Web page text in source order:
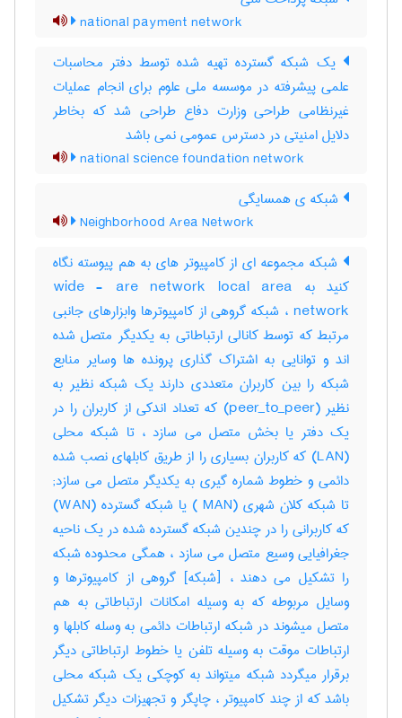
national payment network
یک شبکه گسترده تهیه شده توسط دفتر محاسبات
علمی پیشرفته در موسسه ملی علوم برای انجام عملیات
غیرنظامی طراحی وزارت دفاع طراحی شد که بخاطر
دلایل امنیتی در دسترس عمومی نمی باشد
national science foundation network
شبکه‌ ی همسایگی
Neighborhood Area Network
شبکه مجموعه ای از کامپیوتر های به هم پیوسته نگاه
کنید به wide - are network local area
network ، شبکه گروهی از کامپیوترها وابزارهای جانبی
مرتبط که توسط کانالی ارتباطاتی به یکدیگر متصل شده
اند و توانایی به اشتراک گذاری پرونده ها وسایر منابع
شبکه را بین کاربران متعددی دارند یک شبکه نظیر به
نظیر (peer_to_peer) که تعداد اندکی از کاربران را در
یک دفتر یا بخش متصل می سازد ، تا شبکه محلی
(LAN) که کاربران بسیاری را از طریق کابلهای نصب شده
دائمی و خطوط شماره گیری به یکدیگر متصل می سازد;
تا شبکه کلان شهری (MAN ) یا شبکه گسترده (WAN)
که کاربرانی را در چندین شبکه گسترده شده در یک ناحیه
جغرافیایی وسیع متصل می سازد ، همگی محدوده شبکه
را تشکیل می دهند ، [شبکه] گروهی از کامپیوترها و
وسایل مربوطه که به وسیله امکانات ارتباطاتی به هم
متصل میشوند در شبکه ارتباطات دائمی به وسله کابلها و
ارتباطات موقت به وسیله تلفن یا خطوط ارتباطاتی دیگر
برقرار میگردد شبکه میتواند به کوچکی یک شبکه محلی
باشد که از چند کامپیوتر ، چاپگر و تجهیزات دیگر تشکیل